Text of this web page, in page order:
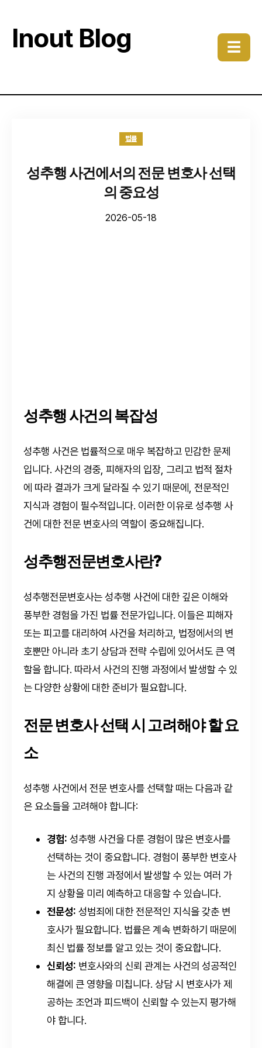
Inout Blog ☰
법률
성추행 사건에서의 전문 변호사 선택
의 중요성
2026-05-18
성추행 사건의 복잡성
성추행 사건은 법률적으로 매우 복잡하고 민감한 문제
입니다. 사건의 경중, 피해자의 입장, 그리고 법적 절차
에 따라 결과가 크게 달라질 수 있기 때문에, 전문적인
지식과 경험이 필수적입니다. 이러한 이유로 성추행 사
건에 대한 전문 변호사의 역할이 중요해집니다.
성추행전문변호사란?
성추행전문변호사는 성추행 사건에 대한 깊은 이해와
풍부한 경험을 가진 법률 전문가입니다. 이들은 피해자
또는 피고를 대리하여 사건을 처리하고, 법정에서의 변
호뿐만 아니라 초기 상담과 전략 수립에 있어서도 큰 역
할을 합니다. 따라서 사건의 진행 과정에서 발생할 수 있
는 다양한 상황에 대한 준비가 필요합니다.
전문 변호사 선택 시 고려해야 할 요
소
성추행 사건에서 전문 변호사를 선택할 때는 다음과 같
은 요소들을 고려해야 합니다:
경험: 성추행 사건을 다룬 경험이 많은 변호사를
선택하는 것이 중요합니다. 경험이 풍부한 변호사
는 사건의 진행 과정에서 발생할 수 있는 여러 가
지 상황을 미리 예측하고 대응할 수 있습니다.
전문성: 성범죄에 대한 전문적인 지식을 갖춘 변
호사가 필요합니다. 법률은 계속 변화하기 때문에
최신 법률 정보를 알고 있는 것이 중요합니다.
신뢰성: 변호사와의 신뢰 관계는 사건의 성공적인
해결에 큰 영향을 미칩니다. 상담 시 변호사가 제
공하는 조언과 피드백이 신뢰할 수 있는지 평가해
야 합니다.